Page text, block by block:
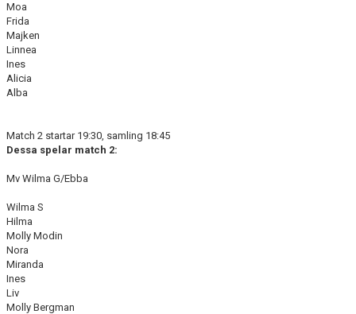
Moa
Frida
Majken
Linnea
Ines
Alicia
Alba
Match 2 startar 19:30, samling 18:45
Dessa spelar match 2:
Mv Wilma G/Ebba
Wilma S
Hilma
Molly Modin
Nora
Miranda
Ines
Liv
Molly Bergman